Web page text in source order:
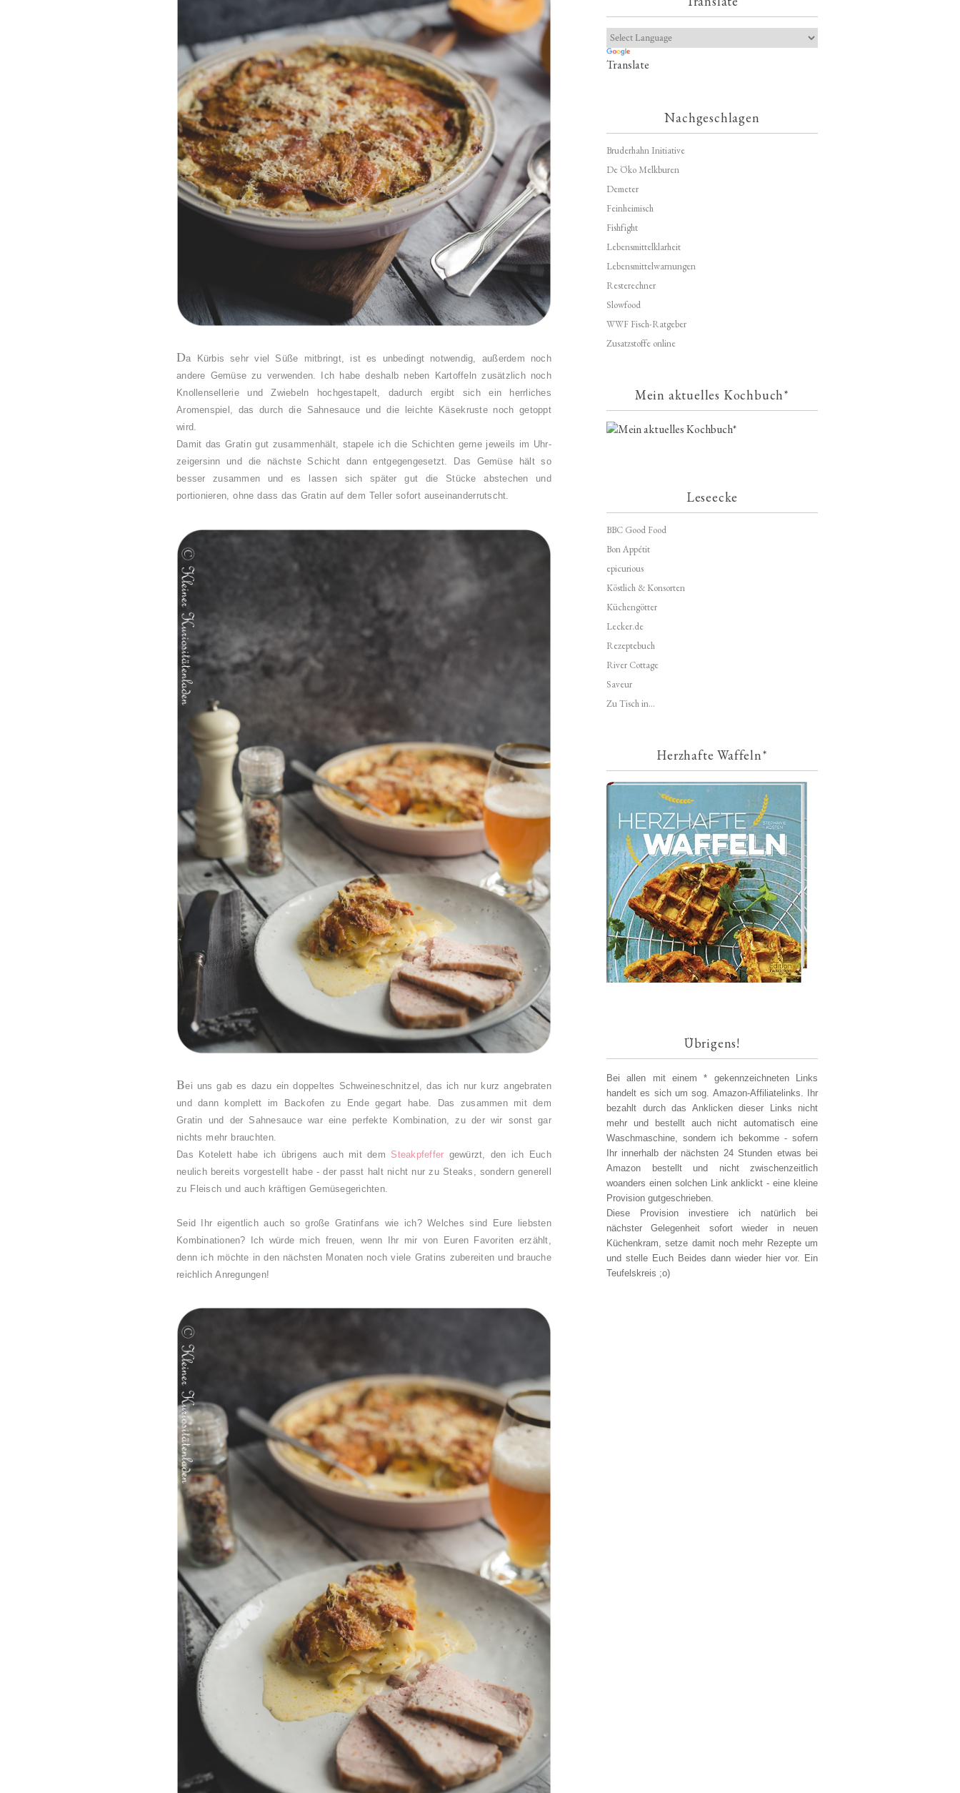
Da Kürbis sehr viel Süße mitbringt, ist es unbedingt notwendig, außerdem noch
andere Gemüse zu verwenden. Ich habe deshalb neben Kartoffeln zusätzlich noch
Knollensellerie und Zwiebeln hochgestapelt, dadurch ergibt sich ein herrliches
Aromenspiel, das durch die Sahnesauce und die leichte Käsekruste noch getoppt
wird.
Damit das Gratin gut zusammenhält, stapele ich die Schichten gerne jeweils im Uhr-
zeigersinn und die nächste Schicht dann entgegengesetzt. Das Gemüse hält so
besser zusammen und es lassen sich später gut die Stücke abstechen und
portionieren, ohne dass das Gratin auf dem Teller sofort auseinanderrutscht.
Bei uns gab es dazu ein doppeltes Schweineschnitzel, das ich nur kurz angebraten
und dann komplett im Backofen zu Ende gegart habe. Das zusammen mit dem
Gratin und der Sahnesauce war eine perfekte Kombination, zu der wir sonst gar
nichts mehr brauchten.
Das Kotelett habe ich übrigens auch mit dem Steakpfeffer gewürzt, den ich Euch
neulich bereits vorgestellt habe - der passt halt nicht nur zu Steaks, sondern generell
zu Fleisch und auch kräftigen Gemüsegerichten.
Seid Ihr eigentlich auch so große Gratinfans wie ich? Welches sind Eure liebsten
Kombinationen? Ich würde mich freuen, wenn Ihr mir von Euren Favoriten erzählt,
denn ich möchte in den nächsten Monaten noch viele Gratins zubereiten und brauche
reichlich Anregungen!
Translate
Nachgeschlagen
Bruderhahn Initiative
De Öko Melkburen
Demeter
Feinheimisch
Fishfight
Lebensmittelklarheit
Lebensmittelwarnungen
Resterechner
Slowfood
WWF Fisch-Ratgeber
Zusatzstoffe online
Mein aktuelles Kochbuch*
Leseecke
BBC Good Food
Bon Appétit
epicurious
Köstlich & Konsorten
Küchengötter
Lecker.de
Rezeptebuch
River Cottage
Saveur
Zu Tisch in...
Herzhafte Waffeln*
Übrigens!
Bei allen mit einem * gekennzeichneten Links
handelt es sich um sog. Amazon-Affiliatelinks. Ihr
bezahlt durch das Anklicken dieser Links nicht
mehr und bestellt auch nicht automatisch eine
Waschmaschine, sondern ich bekomme - sofern
Ihr innerhalb der nächsten 24 Stunden etwas bei
Amazon bestellt und nicht zwischenzeitlich
woanders einen solchen Link anklickt - eine kleine
Provision gutgeschrieben.
Diese Provision investiere ich natürlich bei
nächster Gelegenheit sofort wieder in neuen
Küchenkram, setze damit noch mehr Rezepte um
und stelle Euch Beides dann wieder hier vor. Ein
Teufelskreis ;o)